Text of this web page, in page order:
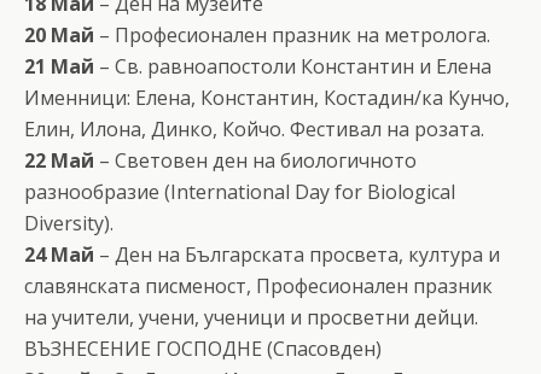
20 Май – Професионален празник на метролога.
21 Май – Св. равноапостоли Константин и Елена
Именници: Елена, Константин, Костадин/ка Кунчо,
Елин, Илона, Динко, Койчо. Фестивал на розата.
22 Май – Световен ден на биологичното
разнообразие (International Day for Biological
Diversity).
24 Май – Ден на Българската просвета, култура и
славянската писменост, Професионален празник
на учители, учени, ученици и просветни дейци.
ВЪЗНЕСЕНИЕ ГОСПОДНЕ (Спасовден)